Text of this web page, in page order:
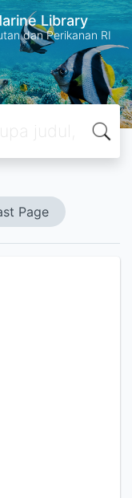
Library
dan Perikanan RI
Page